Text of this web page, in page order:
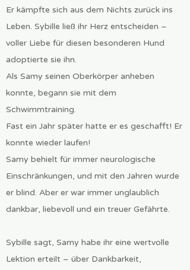
Er kämpfte sich aus dem Nichts zurück ins
Leben. Sybille ließ ihr Herz entscheiden –
voller Liebe für diesen besonderen Hund
adoptierte sie ihn.
Als Samy seinen Oberkörper anheben
konnte, begann sie mit dem
Schwimmtraining.
Fast ein Jahr später hatte er es geschafft! Er
konnte wieder laufen!
Samy behielt für immer neurologische
Einschränkungen, und mit den Jahren wurde
er blind. Aber er war immer unglaublich
dankbar, liebevoll und ein treuer Gefährte.
Sybille sagt, Samy habe ihr eine wertvolle
Lektion erteilt – über Dankbarkeit,